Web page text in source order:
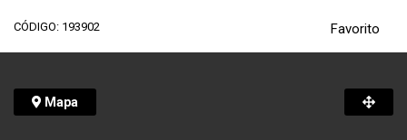
CÓDIGO: 193902 Favorito
Mapa